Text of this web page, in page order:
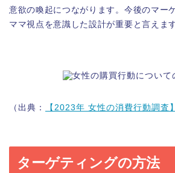
意欲の喚起につながります。今後のマー
ママ視点を意識した設計が重要と言えます
（出典： 【2023年 女性の消費行動調査
ターゲティングの方法